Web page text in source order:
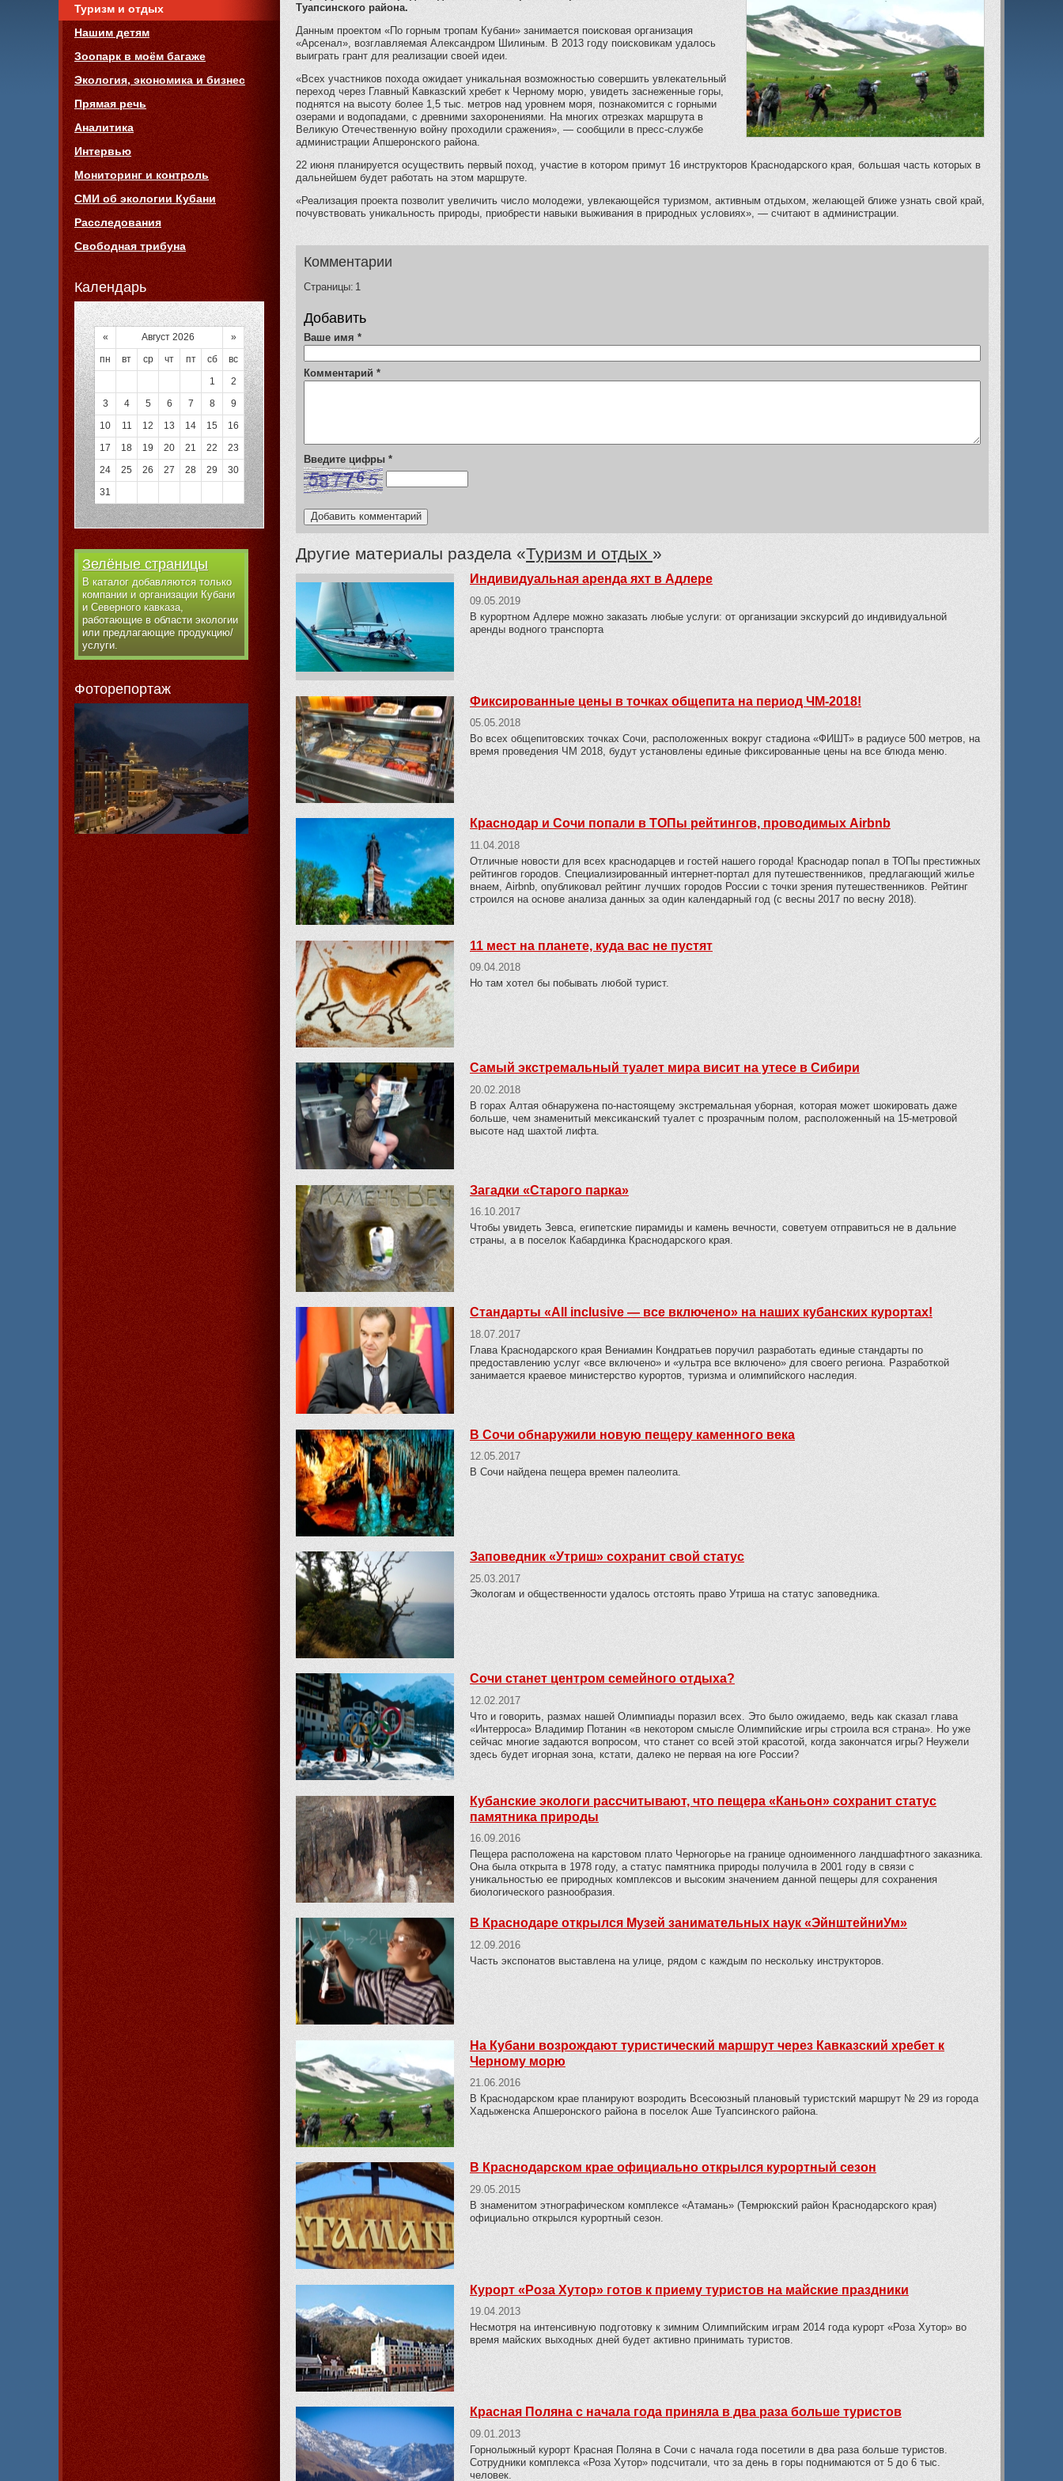
Туапсинского района.
Данным проектом «По горным тропам Кубани» занимается поисковая организация
«Арсенал», возглавляемая Александром Шилиным. В 2013 году поисковикам удалось
выиграть грант для реализации своей идеи.
«Всех участников похода ожидает уникальная возможностью совершить увлекательный
переход через Главный Кавказский хребет к Черному морю, увидеть заснеженные горы,
поднятся на высоту более 1,5 тыс. метров над уровнем моря, познакомится с горными
озерами и водопадами, с древними захоронениями. На многих отрезках маршрута в
Великую Отечественную войну проходили сражения», — сообщили в пресс-службе
администрации Апшеронского района.
22 июня планируется осуществить первый поход, участие в котором примут 16 инструкторов Краснодарского края, большая часть которых в
дальнейшем будет работать на этом маршруте.
«Реализация проекта позволит увеличить число молодежи, увлекающейся туризмом, активным отдыхом, желающей ближе узнать свой край,
почувствовать уникальность природы, приобрести навыки выживания в природных условиях», — считают в администрации.
Комментарии
Страницы: 1
Добавить
Ваше имя *
Комментарий *
Введите цифры *
Другие материалы раздела «Туризм и отдых »
Индивидуальная аренда яхт в Адлере
09.05.2019
В курортном Адлере можно заказать любые услуги: от организации экскурсий до индивидуальной
аренды водного транспорта
Фиксированные цены в точках общепита на период ЧМ-2018!
05.05.2018
Во всех общепитовских точках Сочи, расположенных вокруг стадиона «ФИШТ» в радиусе 500 метров, на
время проведения ЧМ 2018, будут установлены единые фиксированные цены на все блюда меню.
Краснодар и Сочи попали в ТОПы рейтингов, проводимых Airbnb
11.04.2018
Отличные новости для всех краснодарцев и гостей нашего города! Краснодар попал в ТОПы престижных
рейтингов городов. Специализированный интернет-портал для путешественников, предлагающий жилье
внаем, Airbnb, опубликовал рейтинг лучших городов России с точки зрения путешественников. Рейтинг
строился на основе анализа данных за один календарный год (с весны 2017 по весну 2018).
11 мест на планете, куда вас не пустят
09.04.2018
Но там хотел бы побывать любой турист.
Самый экстремальный туалет мира висит на утесе в Сибири
20.02.2018
В горах Алтая обнаружена по-настоящему экстремальная уборная, которая может шокировать даже
больше, чем знаменитый мексиканский туалет с прозрачным полом, расположенный на 15-метровой
высоте над шахтой лифта.
Загадки «Старого парка»
16.10.2017
Чтобы увидеть Зевса, египетские пирамиды и камень вечности, советуем отправиться не в дальние
страны, а в поселок Кабардинка Краснодарского края.
Стандарты «All inclusive — все включено» на наших кубанских курортах!
18.07.2017
Глава Краснодарского края Вениамин Кондратьев поручил разработать единые стандарты по
предоставлению услуг «все включено» и «ультра все включено» для своего региона. Разработкой
занимается краевое министерство курортов, туризма и олимпийского наследия.
В Сочи обнаружили новую пещеру каменного века
12.05.2017
В Сочи найдена пещера времен палеолита.
Заповедник «Утриш» сохранит свой статус
25.03.2017
Экологам и общественности удалось отстоять право Утриша на статус заповедника.
Сочи станет центром семейного отдыха?
12.02.2017
Что и говорить, размах нашей Олимпиады поразил всех. Это было ожидаемо, ведь как сказал глава
«Интерроса» Владимир Потанин «в некотором смысле Олимпийские игры строила вся страна». Но уже
сейчас многие задаются вопросом, что станет со всей этой красотой, когда закончатся игры? Неужели
здесь будет игорная зона, кстати, далеко не первая на юге России?
Кубанские экологи рассчитывают, что пещера «Каньон» сохранит статус
памятника природы
16.09.2016
Пещера расположена на карстовом плато Черногорье на границе одноименного ландшафтного заказника.
Она была открыта в 1978 году, а статус памятника природы получила в 2001 году в связи с
уникальностью ее природных комплексов и высоким значением данной пещеры для сохранения
биологического разнообразия.
В Краснодаре открылся Музей занимательных наук «ЭйнштейниУм»
12.09.2016
Часть экспонатов выставлена на улице, рядом с каждым по нескольку инструкторов.
На Кубани возрождают туристический маршрут через Кавказский хребет к
Черному морю
21.06.2016
В Краснодарском крае планируют возродить Всесоюзный плановый туристский маршрут № 29 из города
Хадыженска Апшеронского района в поселок Аше Туапсинского района.
В Краснодарском крае официально открылся курортный сезон
29.05.2015
В знаменитом этнографическом комплексе «Атамань» (Темрюкский район Краснодарского края)
официально открылся курортный сезон.
Курорт «Роза Хутор» готов к приему туристов на майские праздники
19.04.2013
Несмотря на интенсивную подготовку к зимним Олимпийским играм 2014 года курорт «Роза Хутор» во
время майских выходных дней будет активно принимать туристов.
Красная Поляна с начала года приняла в два раза больше туристов
09.01.2013
Горнолыжный курорт Красная Поляна в Сочи с начала года посетили в два раза больше туристов.
Сотрудники комплекса «Роза Хутор» подсчитали, что за день в горы поднимаются от 5 до 6 тыс.
человек.
Туризм и отдых
Нашим детям
Зоопарк в моём багаже
Экология, экономика и бизнес
Прямая речь
Аналитика
Интервью
Мониторинг и контроль
СМИ об экологии Кубани
Расследования
Свободная трибуна
Календарь
« Август 2026
»
пн
вт ср чт пт сб
вс
1
2
3
4 5 6 7 8
9
10
11 12 13 14 15
16
17
18 19 20 21 22
23
24
25 26 27 28 29
30
31
Зелёные страницы
В каталог добавляются только
компании и организации Кубани
и Северного кавказа,
работающие в области экологии
или предлагающие продукцию/
услуги.
Фоторепортаж